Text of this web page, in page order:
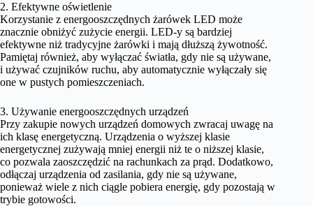
2. Efektywne oświetlenie
Korzystanie z energooszczędnych żarówek LED może
znacznie obniżyć zużycie energii. LED-y są bardziej
efektywne niż tradycyjne żarówki i mają dłuższą żywotność.
Pamiętaj również, aby wyłączać światła, gdy nie są używane,
i używać czujników ruchu, aby automatycznie wyłączały się
one w pustych pomieszczeniach.
3. Używanie energooszczędnych urządzeń
Przy zakupie nowych urządzeń domowych zwracaj uwagę na
ich klasę energetyczną. Urządzenia o wyższej klasie
energetycznej zużywają mniej energii niż te o niższej klasie,
co pozwala zaoszczędzić na rachunkach za prąd. Dodatkowo,
odłączaj urządzenia od zasilania, gdy nie są używane,
ponieważ wiele z nich ciągle pobiera energię, gdy pozostają w
trybie gotowości.